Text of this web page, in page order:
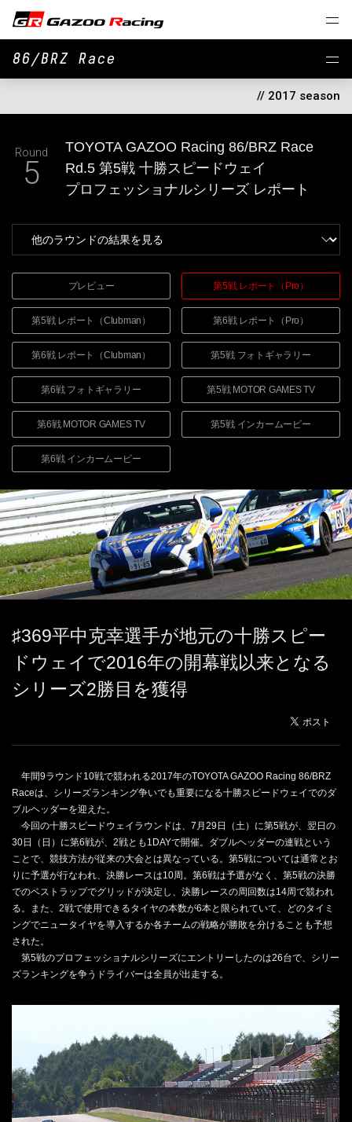
86/BRZ Race
// 2017 season
Round
5
TOYOTA GAZOO Racing 86/BRZ Race
Rd.5 第5戦 十勝スピードウェイ
プロフェッショナルシリーズ レポート
プレビュー 第5戦 レポート（Pro）
第5戦 レポート（Clubman） 第6戦 レポート（Pro）
第6戦 レポート（Clubman） 第5戦 フォトギャラリー
第6戦 フォトギャラリー 第5戦 MOTOR GAMES TV
第6戦 MOTOR GAMES TV 第5戦 インカームービー
第6戦 インカームービー
♯369平中克幸選手が地元の十勝スピー
ドウェイで2016年の開幕戦以来となる
シリーズ2勝目を獲得
年間9ラウンド10戦で競われる2017年のTOYOTA GAZOO Racing 86/BRZ
Raceは、シリーズランキング争いでも重要になる十勝スピードウェイでのダ
ブルヘッダーを迎えた。
今回の十勝スピードウェイラウンドは、7月29日（土）に第5戦が、翌日の
30日（日）に第6戦が、2戦とも1DAYで開催。ダブルヘッダーの連戦という
ことで、競技方法が従来の大会とは異なっている。第5戦については通常とお
りに予選が行なわれ、決勝レースは10周。第6戦は予選がなく、第5戦の決勝
でのベストラップでグリッドが決定し、決勝レースの周回数は14周で競われ
る。また、2戦で使用できるタイヤの本数が6本と限られていて、どのタイミ
ングでニュータイヤを導入するか各チームの戦略が勝敗を分けることも予想
された。
第5戦のプロフェッショナルシリーズにエントリーしたのは26台で、シリー
ズランキングを争うドライバーは全員が出走する。